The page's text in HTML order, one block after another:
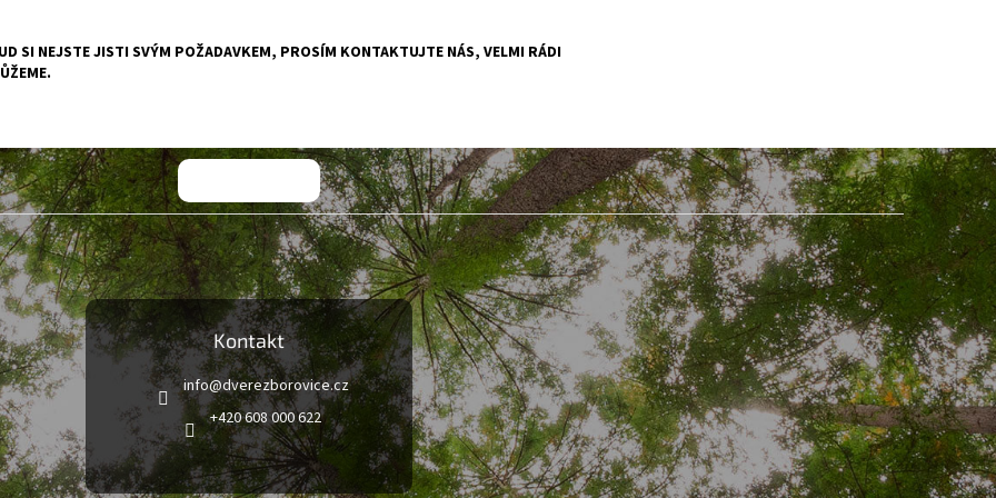
SI NEJSTE JISTI SVÝM POŽADAVKEM, PROSÍM KONTAKTUJTE NÁS, VELMI RÁDI
Kontakt
info@dverezborovice.cz
+420 608 000 622